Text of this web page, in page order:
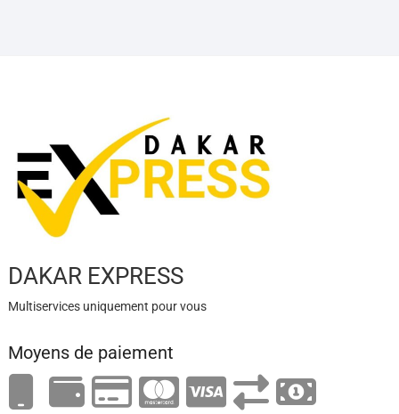
DAKAR EXPRESS
Multiservices uniquement pour vous
Moyens de paiement